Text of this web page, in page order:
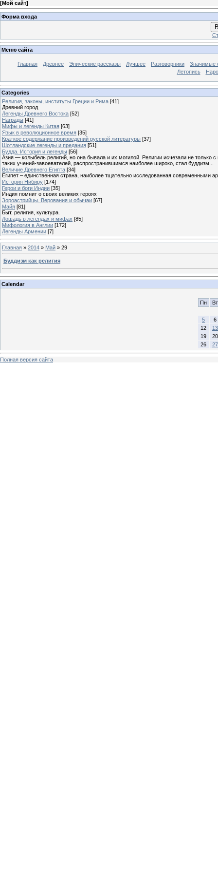
[Мой сайт]
Форма входа
Меню сайта
Главная Древнее Эпические рассказы Лучшее Разговорники
Значимые
Летопись
Categories
Религия, законы, институты Греции и Рима [41]
Древний город
Легенды Древнего Востока [52]
Награды [41]
Мифы и легенды Китая [63]
Язык в революционное время [35]
Краткое содержание произведений русской литературы [37]
Шотландские легенды и предания [51]
Будда. История и легенды [56]
Азия — колыбель религий, но она бывала и их могилой. Религии исчезали не
таких учений-завоевателей, распространившимся наиболее широко, стал буддизм...
Величие Древнего Египта [34]
Египет – единственная страна, наиболее тщательно исследованная современными
История Нибиру [174]
Герои и боги Индии [35]
Индия помнит о своих великих героях
Зороастрийцы. Верования и обычаи [67]
Майя [81]
Быт, религия, культура.
Лошадь в легендах и мифах [85]
Мифология в Англии [172]
Легенды Армении [7]
Главная » 2014 » Май » 29
Буддизм как религия
Calendar
Пн Вт
5
6
12
13
19
20
26
27
Полная версия сайта